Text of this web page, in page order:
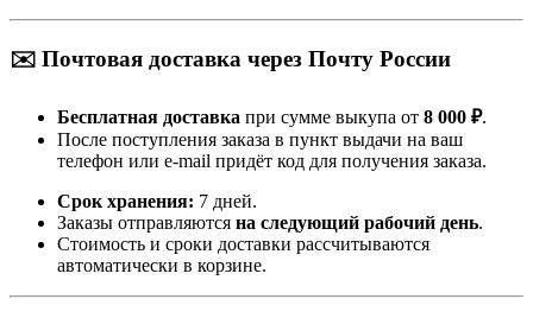
✉️ Почтовая доставка через Почту России
Бесплатная доставка при сумме выкупа от 8 000 ₽.
После поступления заказа в пункт выдачи на ваш
телефон или e-mail придёт код для получения заказа.
Срок хранения: 7 дней.
Заказы отправляются на следующий рабочий день.
Стоимость и сроки доставки рассчитываются
автоматически в корзине.